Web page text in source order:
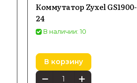
Коммутатор Zyxel GS1900-
24
В наличии: 10
В корзину